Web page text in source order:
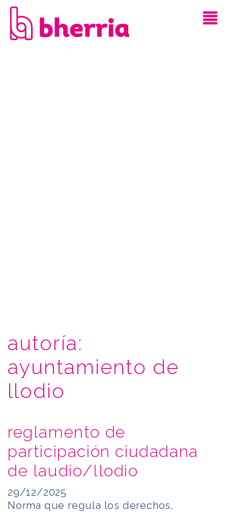
autoría:
ayuntamiento de
llodio
reglamento de
participación ciudadana
de laudio/llodio
29/12/2025
Norma que regula los derechos,